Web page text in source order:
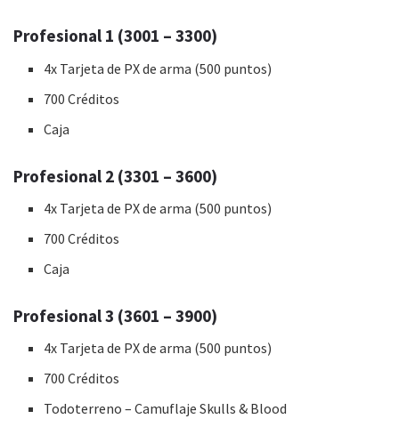
Profesional 1 (3001 – 3300)
4x Tarjeta de PX de arma (500 puntos)
700 Créditos
Caja
Profesional 2 (3301 – 3600)
4x Tarjeta de PX de arma (500 puntos)
700 Créditos
Caja
Profesional 3 (3601 – 3900)
4x Tarjeta de PX de arma (500 puntos)
700 Créditos
Todoterreno – Camuflaje Skulls & Blood